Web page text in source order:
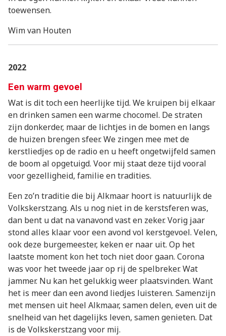
toewensen.
Wim van Houten
2022
Een warm gevoel
Wat is dit toch een heerlijke tijd. We kruipen bij elkaar
en drinken samen een warme chocomel. De straten
zijn donkerder, maar de lichtjes in de bomen en langs
de huizen brengen sfeer. We zingen mee met de
kerstliedjes op de radio en u heeft ongetwijfeld samen
de boom al opgetuigd. Voor mij staat deze tijd vooral
voor gezelligheid, familie en tradities.
Een zo’n traditie die bij Alkmaar hoort is natuurlijk de
Volkskerstzang. Als u nog niet in de kerstsferen was,
dan bent u dat na vanavond vast en zeker. Vorig jaar
stond alles klaar voor een avond vol kerstgevoel. Velen,
ook deze burgemeester, keken er naar uit. Op het
laatste moment kon het toch niet door gaan. Corona
was voor het tweede jaar op rij de spelbreker. Wat
jammer. Nu kan het gelukkig weer plaatsvinden. Want
het is meer dan een avond liedjes luisteren. Samenzijn
met mensen uit heel Alkmaar, samen delen, even uit de
snelheid van het dagelijks leven, samen genieten. Dat
is de Volkskerstzang voor mij.